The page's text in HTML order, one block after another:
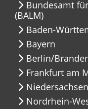
Bundesamt
(BALM)
Baden-
Bayern
Berlin/
Frankfurt am
Nordrhein-